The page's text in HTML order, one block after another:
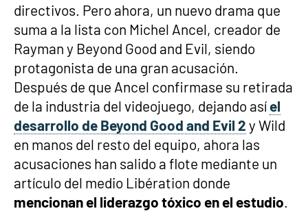
directivos. Pero ahora, un nuevo drama que
suma a la lista con Michel Ancel, creador de
Rayman y Beyond Good and Evil, siendo
protagonista de una gran acusación.
Después de que Ancel confirmase su retirada
de la industria del videojuego, dejando asíel
desarrollo de Beyond Good and Evil 2 y Wild
en manos del resto del equipo, ahora las
acusaciones han salido a flote mediante un
artículo del medio Libération donde
mencionan el liderazgo tóxico en el estudio.